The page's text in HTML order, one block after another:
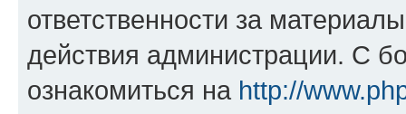
ответственности за
действия администрации. С
ознакомиться на http://